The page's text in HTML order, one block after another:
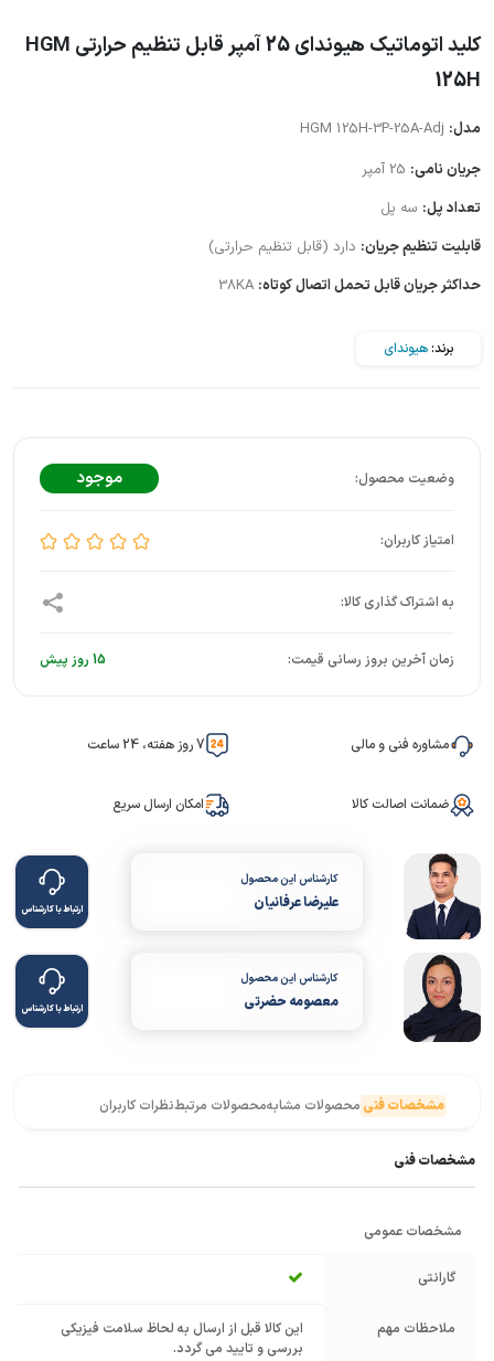
کلید اتوماتیک هیوندای 25 آمپر قابل تنظیم حرارتی HGM
125H
مدل:
جریان نامی:
تعداد پل: سه پل
قابلیت تنظیم جریان: دارد (قابل تنظیم حرارتی)
حداکثر جریان قابل تحمل اتصال کوتاه:
برند:هیوندای
موجود
زمان آخرین بروز رسانی قیمت: 15 روز پیش
مشاوره فنی و مالی 7 روز هفته، 24 ساعت
ضمانت اصالت کالا امکان ارسال سریع
کارشناس این محصول
علیرضا عرفانیان ارتباط با کارشناس
کارشناس این محصول
معصومه حضرتی ارتباط با کارشناس
مشخصات فنی محصولات مشابهمحصولات مرتبطنظرات کاربران
مشخصات فنی
مشخصات عمومی
گارانتی
ملاحظات مهم
این کالا قبل از ارسال به لحاظ سلامت فیزیکی
بررسی و تایید می گردد.